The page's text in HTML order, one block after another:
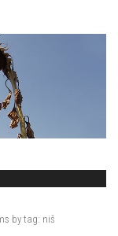
by tag: niš